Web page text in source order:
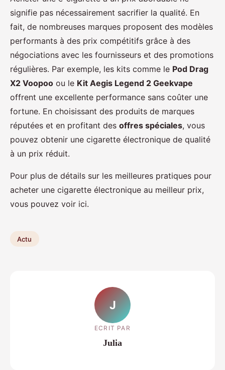
signifie pas nécessairement sacrifier la qualité. En
fait, de nombreuses marques proposent des modèles
performants à des prix compétitifs grâce à des
négociations avec les fournisseurs et des promotions
régulières. Par exemple, les kits comme le Pod Drag
X2 Voopoo ou le Kit Aegis Legend 2 Geekvape
offrent une excellente performance sans coûter une
fortune. En choisissant des produits de marques
réputées et en profitant des offres spéciales, vous
pouvez obtenir une cigarette électronique de qualité
à un prix réduit.
Pour plus de détails sur les meilleures pratiques pour
acheter une cigarette électronique au meilleur prix,
vous pouvez voir ici.
Actu
J
ECRIT PAR
Julia